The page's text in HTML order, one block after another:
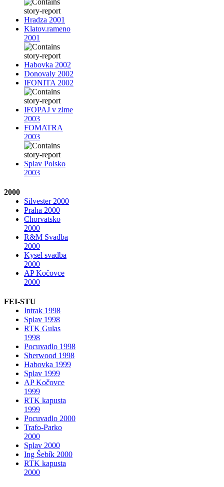
Hradza 2001
Klatov.rameno
2001
Habovka 2002
Donovaly 2002
IFONITA 2002
IFOPAJ v zime
2003
FOMATRA
2003
Splav Polsko
2003
2000
Silvester 2000
Praha 2000
Chorvatsko
2000
R&M Svadba
2000
Kysel svadba
2000
AP Kočovce
2000
FEI-STU
Intrak 1998
Splav 1998
RTK Gulas
1998
Pocuvadlo 1998
Sherwood 1998
Habovka 1999
Splav 1999
AP Kočovce
1999
RTK kapusta
1999
Pocuvadlo 2000
Trafo-Parko
2000
Splav 2000
Ing Šebík 2000
RTK kapusta
2000